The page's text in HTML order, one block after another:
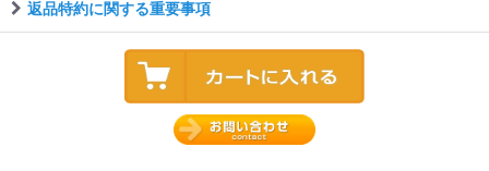
返品特約に関する重要事項